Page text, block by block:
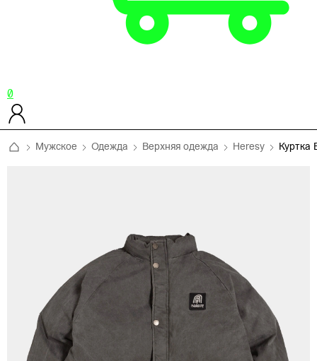
0
Мужское Одежда Верхняя одежда Heresy Куртка